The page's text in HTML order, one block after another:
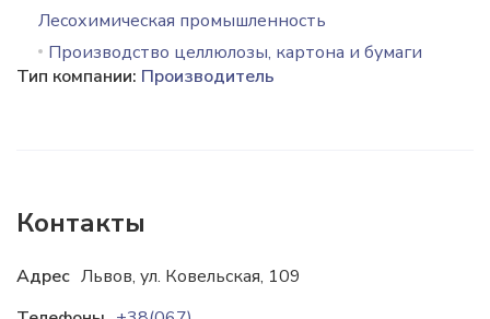
Лесохимическая промышленность
Производство целлюлозы, картона и бумаги
Тип компании: Производитель
Контакты
Адрес Львов, ул. Ковельская, 109